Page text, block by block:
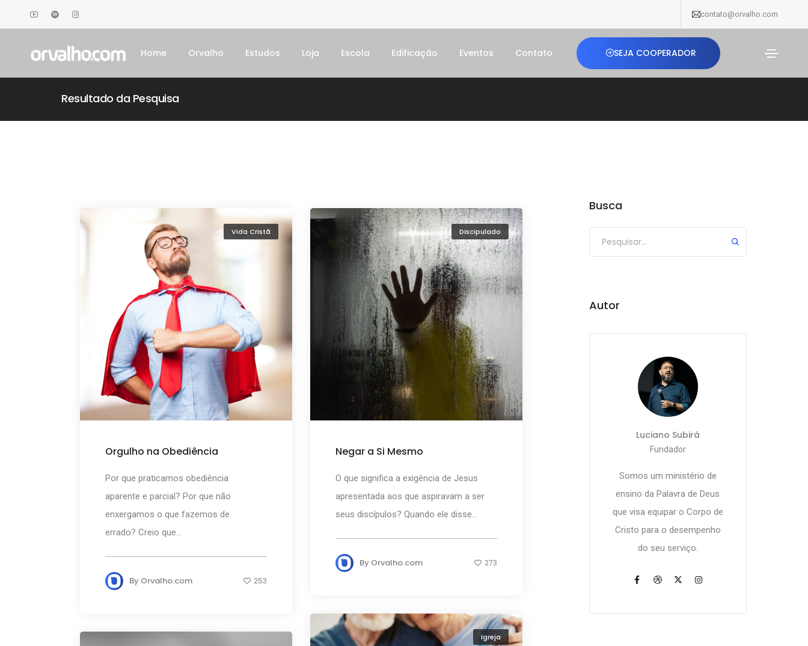
contato@orvalho.com
Home Orvalho Estudos Loja Escola Edificação Eventos Contato SEJA COOPERADOR
Resultado da Pesquisa
Vida Cristã
Orgulho na Obediência
Por que praticamos obediência
aparente e parcial? Por que não
enxergamos o que fazemos de
errado? Creio que...
By Orvalho.com 253
Discipulado
Negar a Si Mesmo
O que significa a exigência de Jesus
apresentada aos que aspiravam a ser
seus discípulos? Quando ele disse...
By Orvalho.com 273
Igreja
Busca
Autor
Luciano Subirá
Fundador
Somos um ministério de
ensino da Palavra de Deus
que visa equipar o Corpo de
Cristo para o desempenho
do seu serviço.